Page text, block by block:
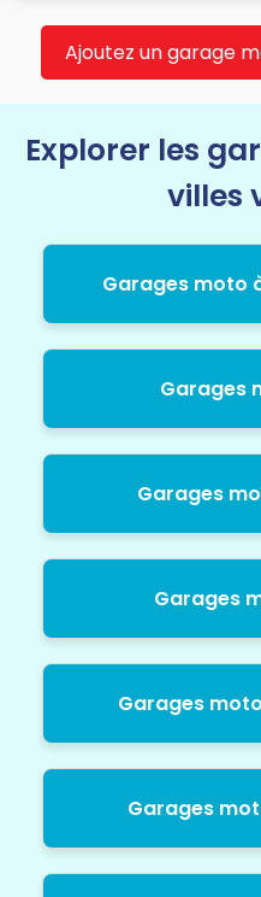
Ajoutez un garage
Explorer les
villes
Garages moto
Garages
Garages
Garages
Garages
Garages